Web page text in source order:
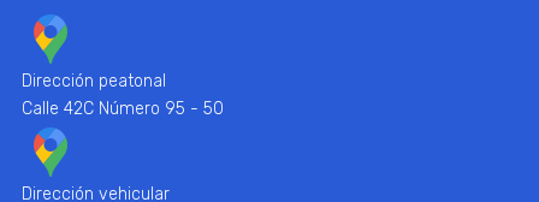
Dirección peatonal
Calle 42C Número 95 - 50
Dirección vehicular